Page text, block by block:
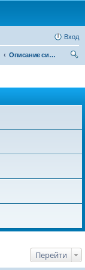
Вход
Описание системы команд
Перейти